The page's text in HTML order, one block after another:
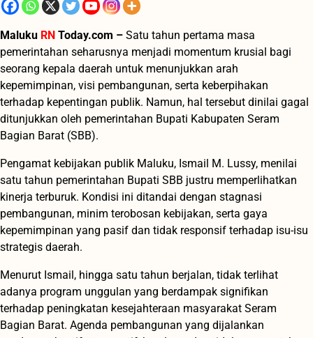
Maluku RN Today.com – Satu tahun pertama masa
pemerintahan seharusnya menjadi momentum krusial bagi
seorang kepala daerah untuk menunjukkan arah
kepemimpinan, visi pembangunan, serta keberpihakan
terhadap kepentingan publik. Namun, hal tersebut dinilai gagal
ditunjukkan oleh pemerintahan Bupati Kabupaten Seram
Bagian Barat (SBB).
Pengamat kebijakan publik Maluku, Ismail M. Lussy, menilai
satu tahun pemerintahan Bupati SBB justru memperlihatkan
kinerja terburuk. Kondisi ini ditandai dengan stagnasi
pembangunan, minim terobosan kebijakan, serta gaya
kepemimpinan yang pasif dan tidak responsif terhadap isu-isu
strategis daerah.
Menurut Ismail, hingga satu tahun berjalan, tidak terlihat
adanya program unggulan yang berdampak signifikan
terhadap peningkatan kesejahteraan masyarakat Seram
Bagian Barat. Agenda pembangunan yang dijalankan